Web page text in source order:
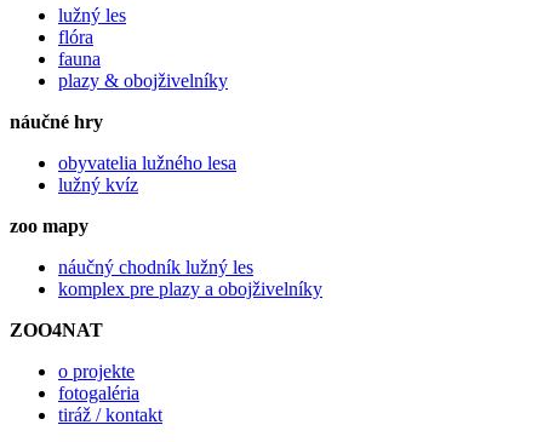
lužný les
flóra
fauna
plazy & obojživelníky
náučné hry
obyvatelia lužného lesa
lužný kvíz
zoo mapy
náučný chodník lužný les
komplex pre plazy a obojživelníky
ZOO4NAT
o projekte
fotogaléria
tiráž / kontakt